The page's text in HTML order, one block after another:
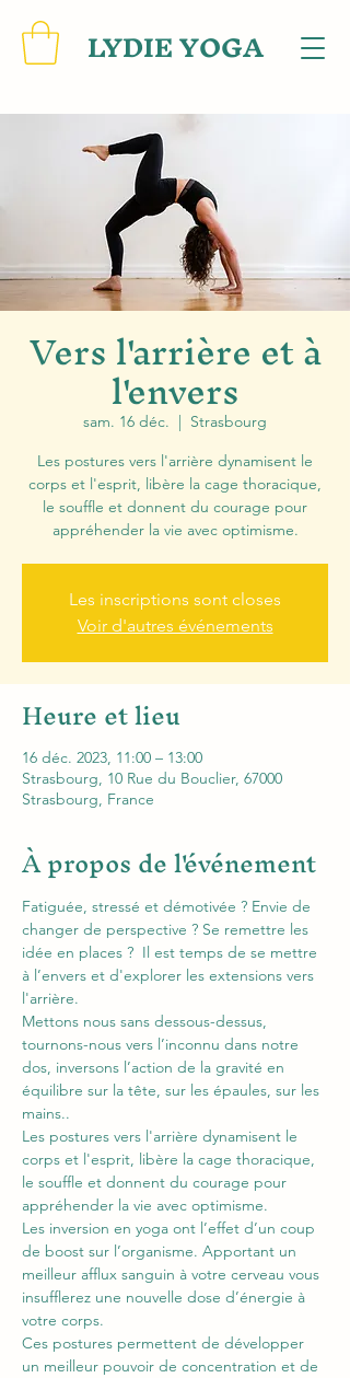
LYDIE YOGA
Vers l'arrière et à
l'envers
sam. 16 déc.
Strasbourg
Les postures vers l'arrière dynamisent le
corps et l'esprit, libère la cage thoracique,
le souffle et donnent du courage pour
appréhender la vie avec optimisme.
Les inscriptions sont closes
Voir d'autres événements
Heure et lieu
16 déc. 2023, 11:00 – 13:00
Strasbourg, 10 Rue du Bouclier, 67000
Strasbourg, France
À propos de l'événement
Fatiguée, stressé et démotivée ? Envie de
changer de perspective ? Se remettre les
idée en places ?  Il est temps de se mettre
à l’envers et d'explorer les extensions vers
l'arrière.
Mettons nous sans dessous-dessus,
tournons-nous vers l’inconnu dans notre
dos, inversons l’action de la gravité en
équilibre sur la tête, sur les épaules, sur les
mains..
Les postures vers l'arrière dynamisent le
corps et l'esprit, libère la cage thoracique,
le souffle et donnent du courage pour
appréhender la vie avec optimisme.
Les inversion en yoga ont l’effet d’un coup
de boost sur l’organisme. Apportant un
meilleur afflux sanguin à votre cerveau vous
insufflerez une nouvelle dose d’énergie à
votre corps.
Ces postures permettent de développer
un meilleur pouvoir de concentration et de